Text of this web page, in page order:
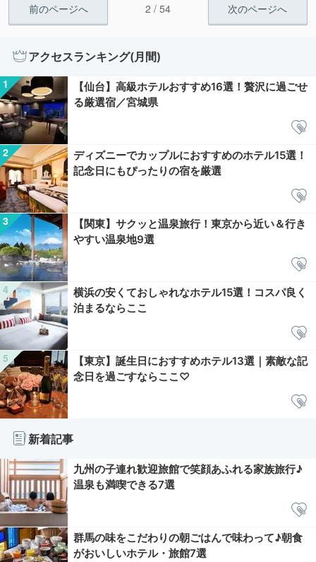
前のページへ 2 / 54 次のページへ
アクセスランキング(月間)
【仙台】高級ホテルおすすめ16選！贅沢に過ごせ
る厳選宿／宮城県
ディズニーでカップルにおすすめのホテル15選！
記念日にもぴったりの宿を厳選
【関東】サクッと温泉旅行！東京から近い＆行き
やすい温泉地9選
横浜の安くておしゃれなホテル15選！コスパ良く
泊まるならここ
【東京】誕生日におすすめホテル13選｜素敵な記
念日を過ごすならここ♡
新着記事
九州の子連れ歓迎旅館で笑顔あふれる家族旅行♪
温泉も満喫できる7選
群馬の味をこだわりの朝ごはんで味わって♪朝食
がおいしいホテル・旅館7選